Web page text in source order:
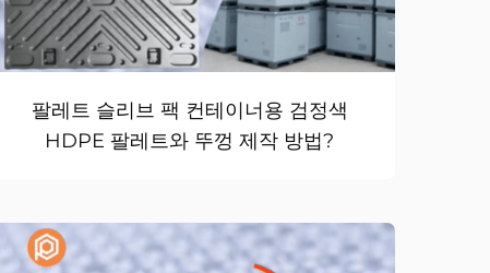
팔레트 슬리브 팩 컨테이너용 검정색
HDPE 팔레트와 뚜껑 제작 방법?